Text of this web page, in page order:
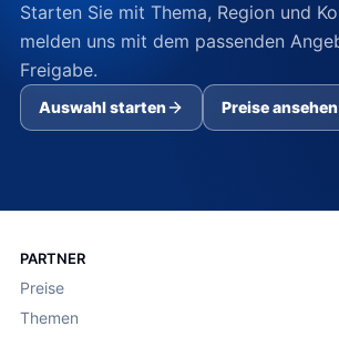
Starten Sie mit Thema, Region und
melden uns mit dem passenden
Freigabe.
Auswahl starten Preise ansehen
PARTNER
Preise
Themen